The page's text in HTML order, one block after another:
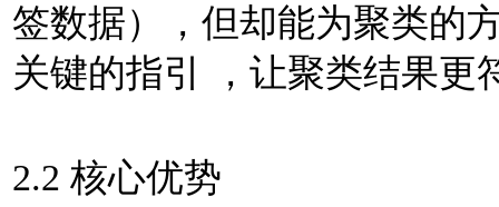
签数据），但却能为聚类的
关键的指引 ，让聚类结果更
2.2 核心优势